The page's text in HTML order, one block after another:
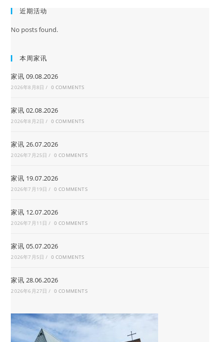
近期活动
No posts found.
本周家讯
家讯 09.08.2026
2026年8月8日 / 0 COMMENTS
家讯 02.08.2026
2026年8月2日 / 0 COMMENTS
家讯 26.07.2026
2026年7月25日 / 0 COMMENTS
家讯 19.07.2026
2026年7月19日 / 0 COMMENTS
家讯 12.07.2026
2026年7月11日 / 0 COMMENTS
家讯 05.07.2026
2026年7月5日 / 0 COMMENTS
家讯 28.06.2026
2026年6月27日 / 0 COMMENTS